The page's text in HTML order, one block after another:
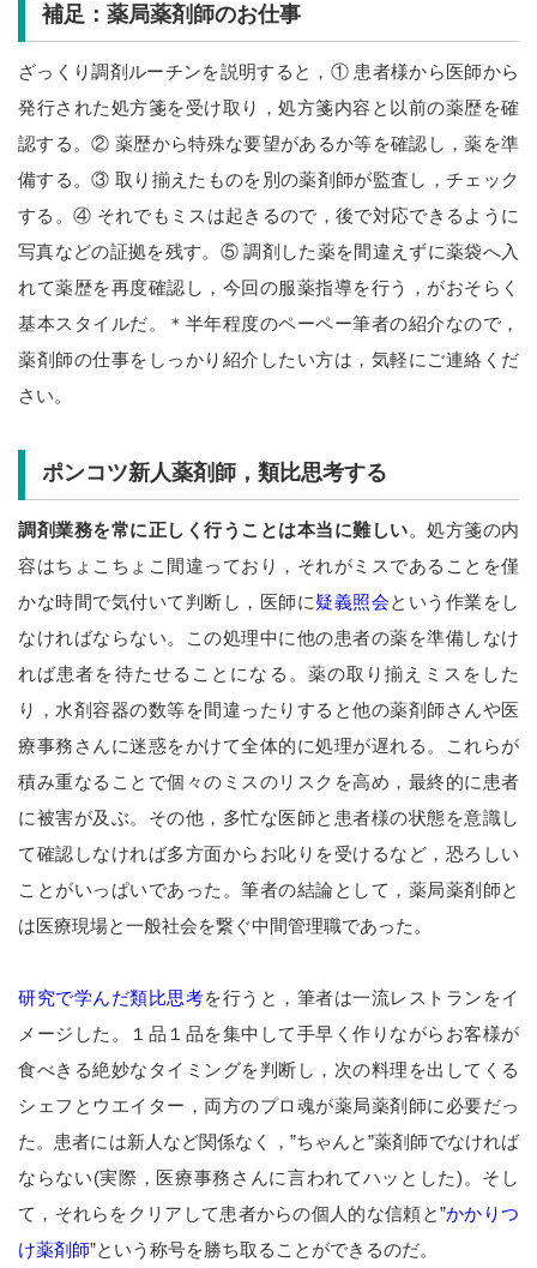
補足：薬局薬剤師のお仕事
ざっくり調剤ルーチンを説明すると，① 患者様から医師から
発行された処方箋を受け取り，処方箋内容と以前の薬歴を確
認する。② 薬歴から特殊な要望があるか等を確認し，薬を準
備する。③ 取り揃えたものを別の薬剤師が監査し，チェック
する。④ それでもミスは起きるので，後で対応できるように
写真などの証拠を残す。⑤ 調剤した薬を間違えずに薬袋へ入
れて薬歴を再度確認し，今回の服薬指導を行う，がおそらく
基本スタイルだ。＊半年程度のペーペー筆者の紹介なので，
薬剤師の仕事をしっかり紹介したい方は，気軽にご連絡くだ
さい。
ポンコツ新人薬剤師，類比思考する
調剤業務を常に正しく行うことは本当に難しい。処方箋の内
容はちょこちょこ間違っており，それがミスであることを僅
かな時間で気付いて判断し，医師に疑義照会という作業をし
なければならない。この処理中に他の患者の薬を準備しなけ
れば患者を待たせることになる。薬の取り揃えミスをした
り，水剤容器の数等を間違ったりすると他の薬剤師さんや医
療事務さんに迷惑をかけて全体的に処理が遅れる。これらが
積み重なることで個々のミスのリスクを高め，最終的に患者
に被害が及ぶ。その他，多忙な医師と患者様の状態を意識し
て確認しなければ多方面からお叱りを受けるなど，恐ろしい
ことがいっぱいであった。筆者の結論として，薬局薬剤師と
は医療現場と一般社会を繋ぐ中間管理職であった。
研究で学んだ類比思考を行うと，筆者は一流レストランをイ
メージした。１品１品を集中して手早く作りながらお客様が
食べきる絶妙なタイミングを判断し，次の料理を出してくる
シェフとウエイター，両方のプロ魂が薬局薬剤師に必要だっ
た。患者には新人など関係なく，”ちゃんと”薬剤師でなければ
ならない(実際，医療事務さんに言われてハッとした)。そし
て，それらをクリアして患者からの個人的な信頼と”かかりつ
け薬剤師”という称号を勝ち取ることができるのだ。